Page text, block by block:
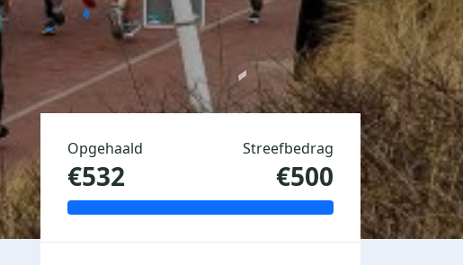
Opgehaald
€532
Streefbedrag
€500